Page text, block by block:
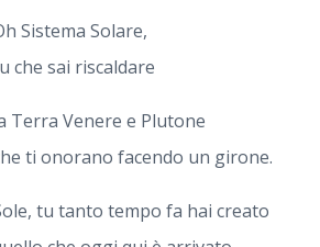
Sistema Solare,
che sai riscaldare
Terra Venere e Plutone
ti onorano facendo un girone.
tu tanto tempo fa hai creato